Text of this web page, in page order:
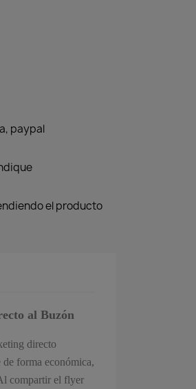
paypal
el producto
al Buzón
directo
de forma económica,
compartir el flyer